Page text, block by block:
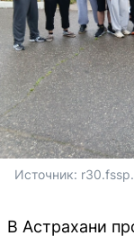
Источник:
В Астрахани